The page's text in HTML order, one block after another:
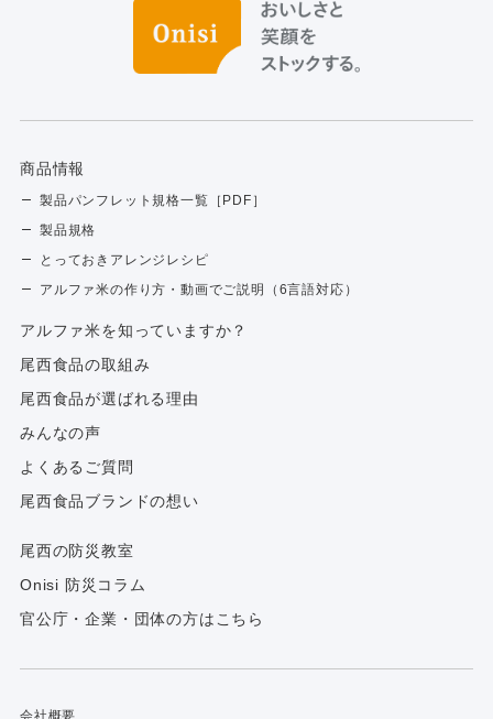
商品情報
製品パンフレット規格一覧［PDF］
製品規格
とっておきアレンジレシピ
アルファ米の作り方・動画でご説明（6言語対応）
アルファ⽶を知っていますか？
尾西食品の取組み
尾西食品が選ばれる理由
みんなの声
よくあるご質問
尾西食品ブランドの想い
尾西の防災教室
Onisi 防災コラム
官公庁・企業・団体の方はこちら
会社概要